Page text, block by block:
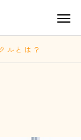
ルとは？